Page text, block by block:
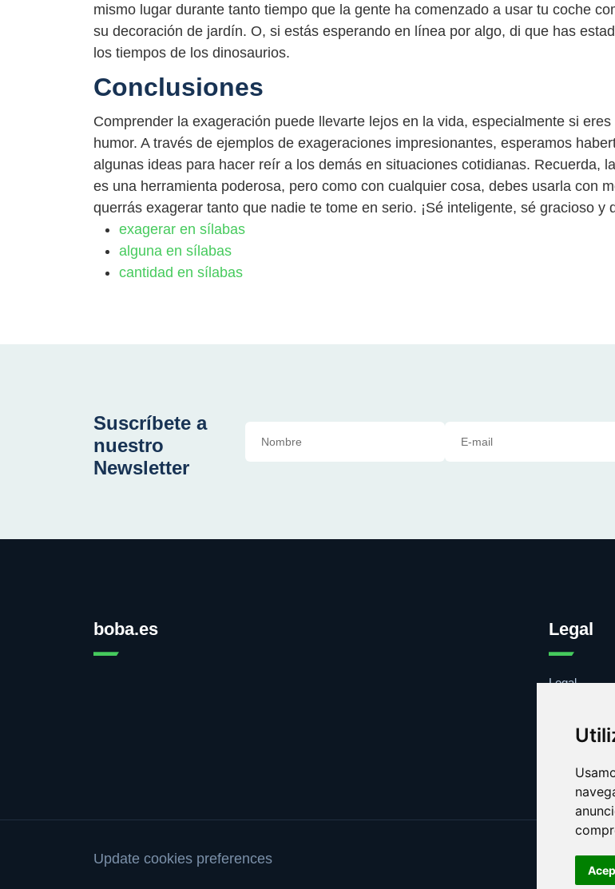
mismo lugar durante tanto tiempo que la gente ha comenzado a usar tu coche
su decoración de jardín. O, si estás esperando en línea por algo, di que has
los tiempos de los dinosaurios.
Conclusiones
Comprender la exageración puede llevarte lejos en la vida, especialmente si
humor. A través de ejemplos de exageraciones impresionantes, esperamos
algunas ideas para hacer reír a los demás en situaciones cotidianas. Recuerda,
es una herramienta poderosa, pero como con cualquier cosa, debes usarla con
querrás exagerar tanto que nadie te tome en serio. ¡Sé inteligente, sé gracioso y
exagerar en sílabas
alguna en sílabas
cantidad en sílabas
Suscríbete a
nuestro
Newsletter
boba.es Legal
Legal
Contacto
Update cookies preferences